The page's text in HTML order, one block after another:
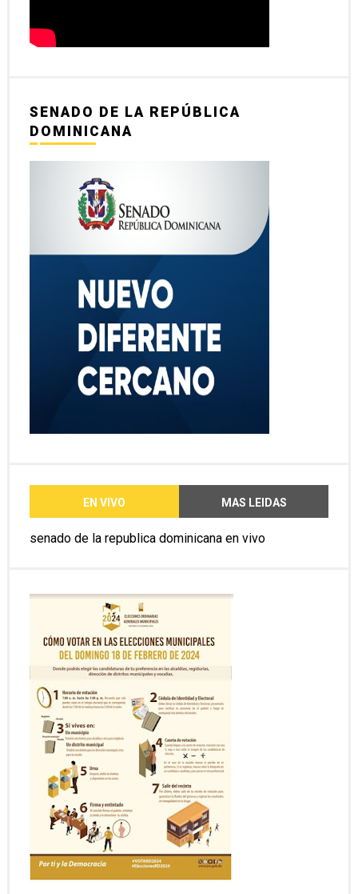
SENADO DE LA REPÚBLICA
DOMINICANA
EN VIVO MAS LEIDAS
senado de la republica dominicana en vivo